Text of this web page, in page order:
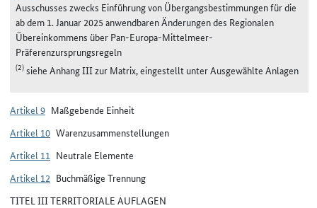
Ausschusses zwecks Einführung von Übergangsbestimmungen für die
ab dem 1. Januar 2025 anwendbaren Änderungen des Regionalen
Übereinkommens über Pan-Europa-Mittelmeer-
Präferenzursprungsregeln
(2)siehe Anhang III zur Matrix, eingestellt unter Ausgewählte Anlagen
Artikel 9 Maßgebende Einheit
Artikel 10 Warenzusammenstellungen
Artikel 11 Neutrale Elemente
Artikel 12 Buchmäßige Trennung
TITEL III TERRITORIALE AUFLAGEN